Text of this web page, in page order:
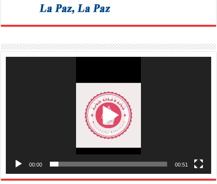
00:00 00:51